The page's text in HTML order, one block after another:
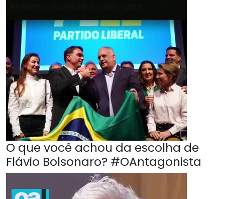
O que você achou da escolha de
Flávio Bolsonaro? #OAntagonista